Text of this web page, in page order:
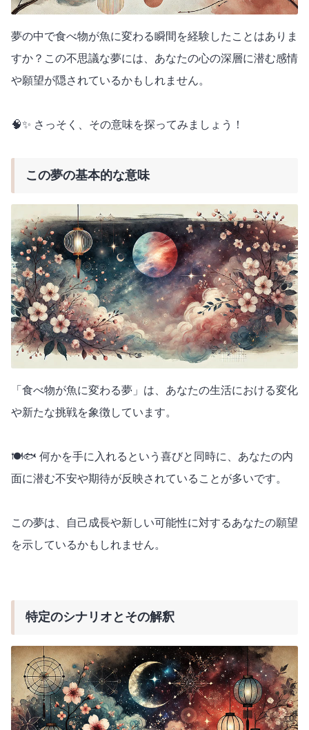
夢の中で食べ物が魚に変わる瞬間を経験したことはありま
すか？この不思議な夢には、あなたの心の深層に潜む感情
や願望が隠されているかもしれません。
🧠✨ さっそく、その意味を探ってみましょう！
この夢の基本的な意味
「食べ物が魚に変わる夢」は、あなたの生活における変化
や新たな挑戦を象徴しています。
🍽️🐟 何かを手に入れるという喜びと同時に、あなたの内
面に潜む不安や期待が反映されていることが多いです。
この夢は、自己成長や新しい可能性に対するあなたの願望
を示しているかもしれません。
特定のシナリオとその解釈